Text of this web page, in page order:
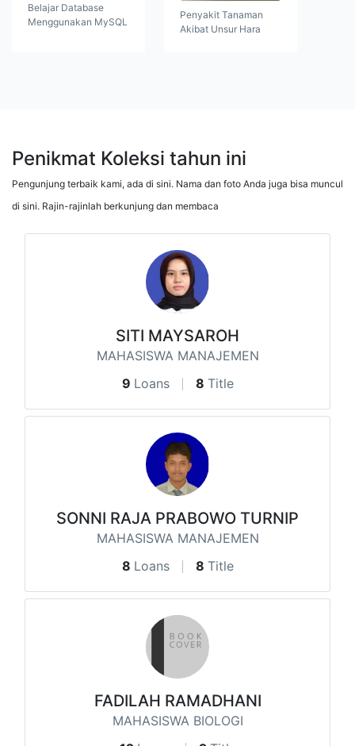
Belajar Database
Menggunakan MySQL
Penyakit Tanaman
Akibat Unsur Hara
Penikmat Koleksi tahun ini
Pengunjung terbaik kami, ada di sini. Nama dan foto Anda juga bisa muncul
di sini. Rajin-rajinlah berkunjung dan membaca
SITI MAYSAROH
MAHASISWA MANAJEMEN
9 Loans 8 Title
SONNI RAJA PRABOWO TURNIP
MAHASISWA MANAJEMEN
8 Loans 8 Title
FADILAH RAMADHANI
MAHASISWA BIOLOGI